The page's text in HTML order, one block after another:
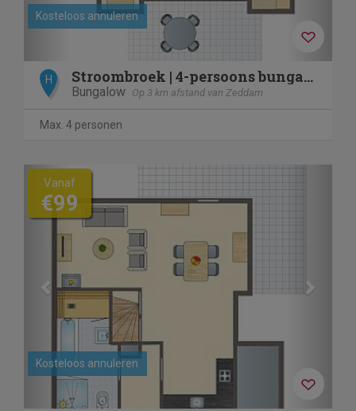
Kosteloos annuleren
H Stroombroek | 4-persoons bungalow | 4C2
Bungalow Op 3 km afstand van Zeddam
Max. 4 personen
Previous
Kosteloos annuleren
Vanaf
€99